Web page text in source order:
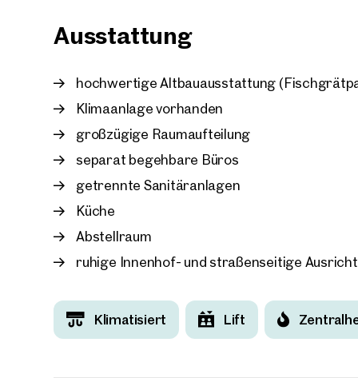
Ausstattung
hochwertige Altbauausstattung
Klimaanlage vorhanden
großzügige Raumaufteilung
separat begehbare Büros
getrennte Sanitäranlagen
Küche
Abstellraum
ruhige Innenhof- und straßenseitige
Klimatisiert Lift